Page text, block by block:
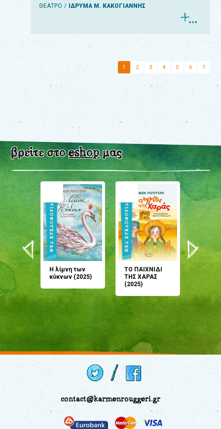
ΘΕΑΤΡΟ ΙΔΡΥΜΑ Μ. ΚΑΚΟΓΙΑΝΝΗΣ
1 2 3 4 5 6 7
βρείτε στοeshopμας
Η λίμνη των
κύκνων (2025)
ΤΟ ΠΑΙΧΝΙΔΙ
ΤΗΣ ΧΑΡΑΣ
(2025)
μου;
(2024)
contact@karmenrouggeri.gr